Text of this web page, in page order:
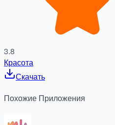
3.8
Красота
Скачать
Похожие Приложения